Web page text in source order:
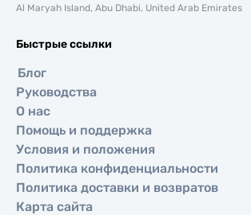
Al Maryah Island, Abu Dhabi, United Arab Emirates
Быстрые ссылки
Блог
Руководства
О нас
Помощь и поддержка
Условия и положения
Политика конфиденциальности
Политика доставки и возвратов
Карта сайта